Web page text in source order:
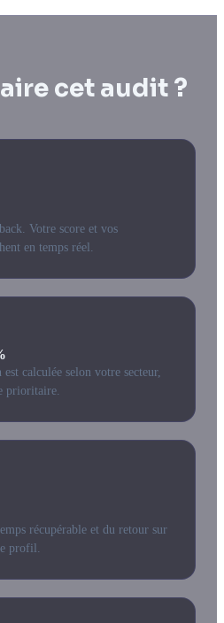
cet audit ?
Votre score et vos
en temps réel.
calculée selon votre secteur,
prioritaire.
récupérable et du retour sur
profil.